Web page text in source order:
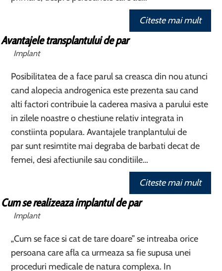
Citeste mai mult
Avantajele transplantului de par
Implant
Posibilitatea de a face parul sa creasca din nou atunci
cand alopecia androgenica este prezenta sau cand
alti factori contribuie la caderea masiva a parului este
in zilele noastre o chestiune relativ integrata in
constiinta populara. Avantajele tranplantului de
par sunt resimtite mai degraba de barbati decat de
femei, desi afectiunile sau conditiile…
Citeste mai mult
Cum se realizeaza implantul de par
Implant
„Cum se face si cat de tare doare” se intreaba orice
persoana care afla ca urmeaza sa fie supusa unei
proceduri medicale de natura complexa. In